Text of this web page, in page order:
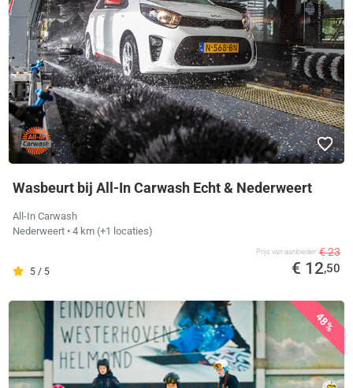
Wasbeurt bij All-In Carwash Echt & Nederweert
All-In Carwash
Nederweert • 4 km (+1 locaties)
5 / 5
Prijs van aanbieder € 23
€ 12,50
48%